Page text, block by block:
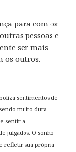
para com os
pessoas e
ser mais
os outros.
sentimentos de
muito dura
sentir a
julgados. O sonho
refletir sua própria